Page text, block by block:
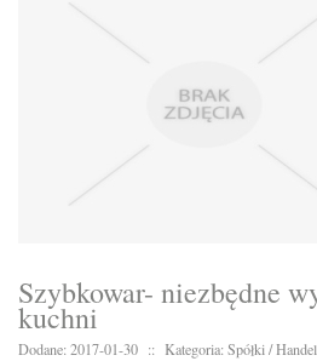
Szybkowar- niezbędne
kuchni
Dodane: 2017-01-30 :: Kategoria: Spółki / Handel